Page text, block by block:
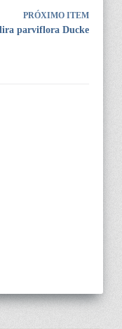
PRÓXIMO ITEM
parviflora Ducke